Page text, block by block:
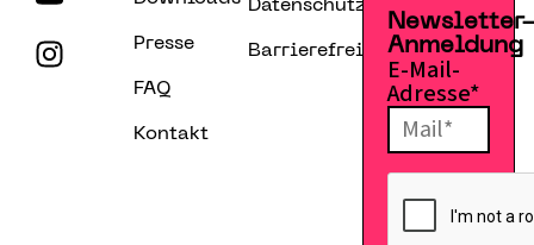
Presse
FAQ
Kontakt
Datenschutzerklärung
Barrierefreiheitserklärung
Anmeldung
E-Mail-
Adresse*